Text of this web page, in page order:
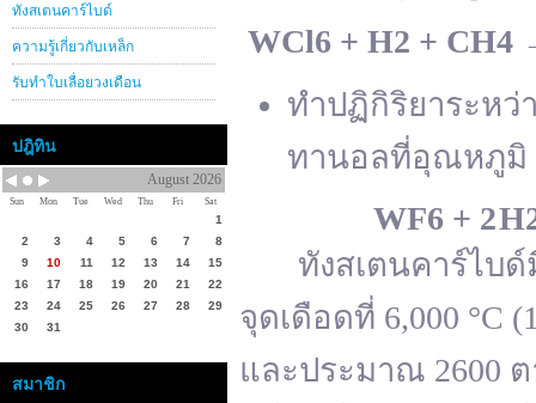
ทังสเตนคาร์ไบด์
ความรู้เกี่ยวกับเหล็ก
รับทำใบเลื่อยวงเดือน
ปฎิทิน
August 2026
Sun Mon Tue Wed Thu Fri Sat
1
2
3 4 5 6 7
8
9
10 11 12 13 14
15
16
17 18 19 20 21
22
23
24 25 26 27 28
29
30
31
สมาชิก
WCl6 + H2 + CH4
ทำปฏิกิริยาระหว่
ทานอลที่อุณหภูมิ
WF6 + 2 H
ทังสเตนคาร์ไบด์มี
จุดเดือดที่ 6,000 °C
และประมาณ 2600